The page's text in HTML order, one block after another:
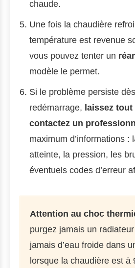
chaude.
Une fois la chaudière
température est revenue
vous pouvez tenter un
modèle le permet.
Si le problème persiste
redémarrage, laissez tout
contactez un
maximum d’informations :
atteinte, la pression, les
éventuels codes d’erreur
Attention au choc
purgez jamais un radiateur
jamais d’eau froide dans
lorsque la chaudière est à